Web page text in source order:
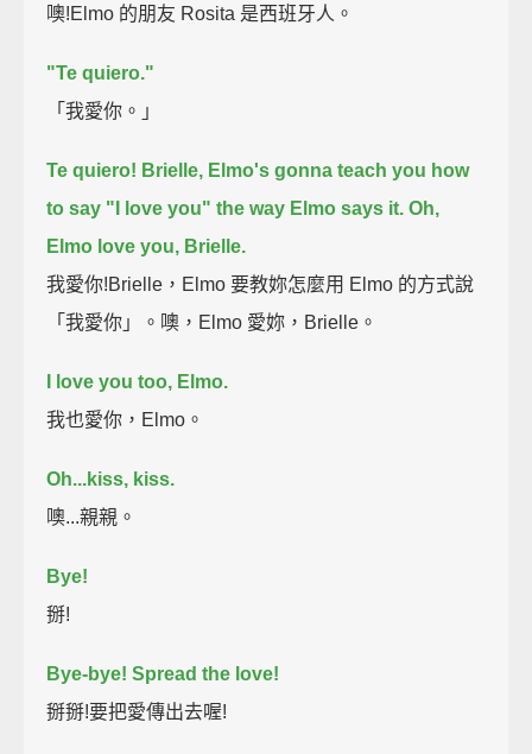
噢!Elmo 的朋友 Rosita 是西班牙人。
"Te quiero."
「我愛你。」
Te quiero! Brielle, Elmo's gonna teach you how
to say "I love you" the way Elmo says it. Oh,
Elmo love you, Brielle.
我愛你!Brielle，Elmo 要教妳怎麼用 Elmo 的方式說
「我愛你」。噢，Elmo 愛妳，Brielle。
I love you too, Elmo.
我也愛你，Elmo。
Oh...kiss, kiss.
噢...親親。
Bye!
掰!
Bye-bye! Spread the love!
掰掰!要把愛傳出去喔!